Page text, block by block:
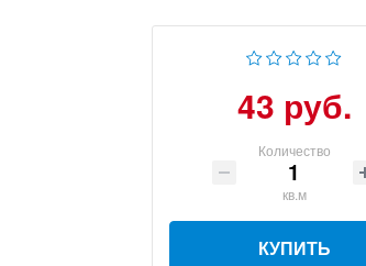
43 руб.
Количество
кв.м
КУПИТЬ